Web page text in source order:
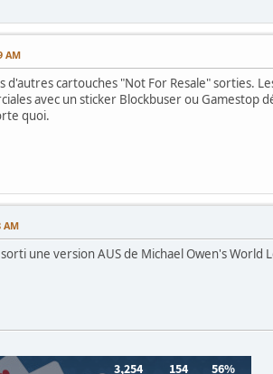
AM
d'autres cartouches "Not For Resale" sorties.
avec un sticker Blockbuser ou Gamestop
quoi.
AM
une version AUS de Michael Owen's